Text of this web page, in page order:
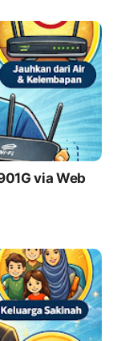
via Web